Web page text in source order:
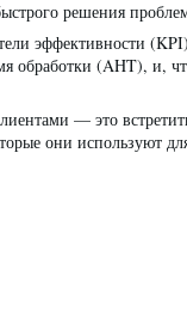
решения
эффективности
обработки (AHT), и,
— это
они используют